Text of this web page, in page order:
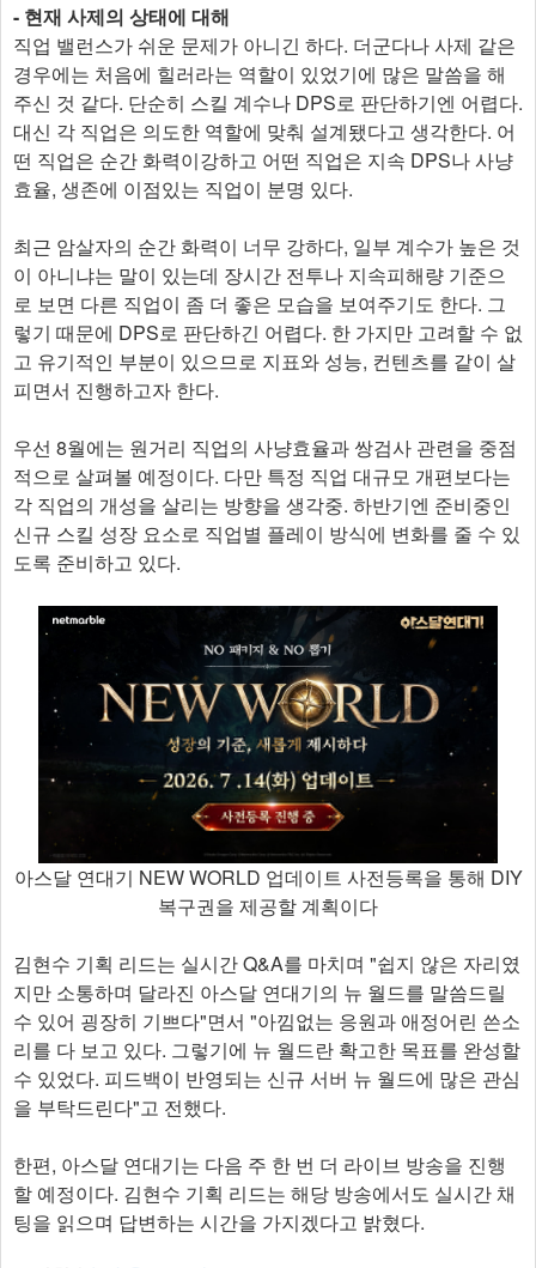
- 현재 사제의 상태에 대해
직업 밸런스가 쉬운 문제가 아니긴 하다. 더군다나 사제 같은
경우에는 처음에 힐러라는 역할이 있었기에 많은 말씀을 해
주신 것 같다. 단순히 스킬 계수나 DPS로 판단하기엔 어렵다.
대신 각 직업은 의도한 역할에 맞춰 설계됐다고 생각한다. 어
떤 직업은 순간 화력이강하고 어떤 직업은 지속 DPS나 사냥
효율, 생존에 이점있는 직업이 분명 있다.
최근 암살자의 순간 화력이 너무 강하다, 일부 계수가 높은 것
이 아니냐는 말이 있는데 장시간 전투나 지속피해량 기준으
로 보면 다른 직업이 좀 더 좋은 모습을 보여주기도 한다. 그
렇기 때문에 DPS로 판단하긴 어렵다. 한 가지만 고려할 수 없
고 유기적인 부분이 있으므로 지표와 성능, 컨텐츠를 같이 살
피면서 진행하고자 한다.
우선 8월에는 원거리 직업의 사냥효율과 쌍검사 관련을 중점
적으로 살펴볼 예정이다. 다만 특정 직업 대규모 개편보다는
각 직업의 개성을 살리는 방향을 생각중. 하반기엔 준비중인
신규 스킬 성장 요소로 직업별 플레이 방식에 변화를 줄 수 있
도록 준비하고 있다.
아스달 연대기 NEW WORLD 업데이트 사전등록을 통해 DIY
복구권을 제공할 계획이다
김현수 기획 리드는 실시간 Q&A를 마치며 "쉽지 않은 자리였
지만 소통하며 달라진 아스달 연대기의 뉴 월드를 말씀드릴
수 있어 굉장히 기쁘다"면서 "아낌없는 응원과 애정어린 쓴소
리를 다 보고 있다. 그렇기에 뉴 월드란 확고한 목표를 완성할
수 있었다. 피드백이 반영되는 신규 서버 뉴 월드에 많은 관심
을 부탁드린다"고 전했다.
한편, 아스달 연대기는 다음 주 한 번 더 라이브 방송을 진행
할 예정이다. 김현수 기획 리드는 해당 방송에서도 실시간 채
팅을 읽으며 답변하는 시간을 가지겠다고 밝혔다.​